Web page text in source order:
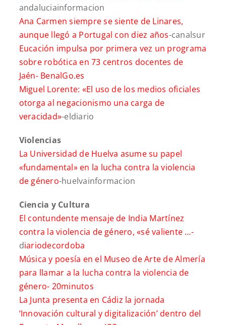
andaluciainformacion
Ana Carmen siempre se siente de Linares,
aunque llegó a Portugal con diez años-canalsur
Eucación impulsa por primera vez un programa
sobre robótica en 73 centros docentes de
Jaén- BenalGo.es
Miguel Lorente: «El uso de los medios oficiales
otorga al negacionismo una carga de
veracidad»-eldiario
Violencias
La Universidad de Huelva asume su papel
«fundamental» en la lucha contra la violencia
de género-huelvainformacion
Ciencia y Cultura
El contundente mensaje de India Martínez
contra la violencia de género, «sé valiente …-
diariodecordoba
Música y poesía en el Museo de Arte de Almería
para llamar a la lucha contra la violencia de
género- 20minutos
La Junta presenta en Cádiz la jornada
‘Innovación cultural y digitalización’ dentro del